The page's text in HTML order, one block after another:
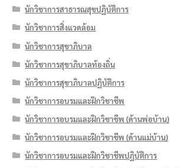
นักวิชาการสาธารณสุขปฏิบัติการ
นักวิชาการสิ่งแวดล้อม
นักวิชาการสุขาภิบาล
นักวิชาการสุขาภิบาลท้องถิ่น
นักวิชาการสุขาภิบาลปฏิบัติการ
นักวิชาการอบรมและฝึกวิชาชีพ
นักวิชาการอบรมและฝึกวิชาชีพ (ด้านพ่อบ้าน)
นักวิชาการอบรมและฝึกวิชาชีพ (ด้านแม่บ้าน)
นักวิชาการอบรมและฝึกวิชาชีพปฏิบัติการ